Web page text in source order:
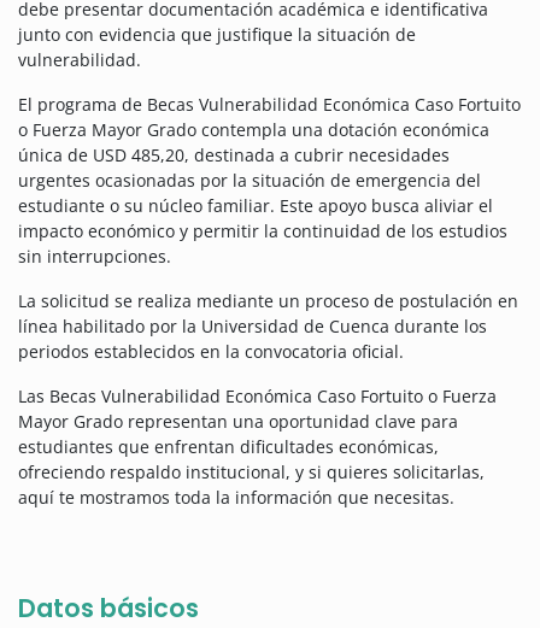
debe presentar documentación académica e identificativa
junto con evidencia que justifique la situación de
vulnerabilidad.
El programa de Becas Vulnerabilidad Económica Caso Fortuito
o Fuerza Mayor Grado contempla una dotación económica
única de USD 485,20, destinada a cubrir necesidades
urgentes ocasionadas por la situación de emergencia del
estudiante o su núcleo familiar. Este apoyo busca aliviar el
impacto económico y permitir la continuidad de los estudios
sin interrupciones.
La solicitud se realiza mediante un proceso de postulación en
línea habilitado por la Universidad de Cuenca durante los
periodos establecidos en la convocatoria oficial.
Las Becas Vulnerabilidad Económica Caso Fortuito o Fuerza
Mayor Grado representan una oportunidad clave para
estudiantes que enfrentan dificultades económicas,
ofreciendo respaldo institucional, y si quieres solicitarlas,
aquí te mostramos toda la información que necesitas.
Datos básicos